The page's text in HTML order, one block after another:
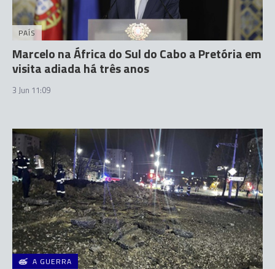
PAÍS
Marcelo na África do Sul do Cabo a Pretória em
visita adiada há três anos
3 Jun 11:09
A GUERRA